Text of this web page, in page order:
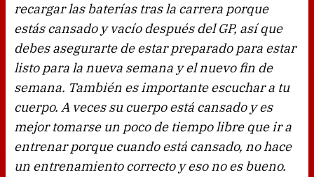
recargar las baterías tras la carrera porque
estás cansado y vacío después del GP, así que
debes asegurarte de estar preparado para estar
listo para la nueva semana y el nuevo fin de
semana. También es importante escuchar a tu
cuerpo. A veces su cuerpo está cansado y es
mejor tomarse un poco de tiempo libre que ir a
entrenar porque cuando está cansado, no hace
un entrenamiento correcto y eso no es bueno.